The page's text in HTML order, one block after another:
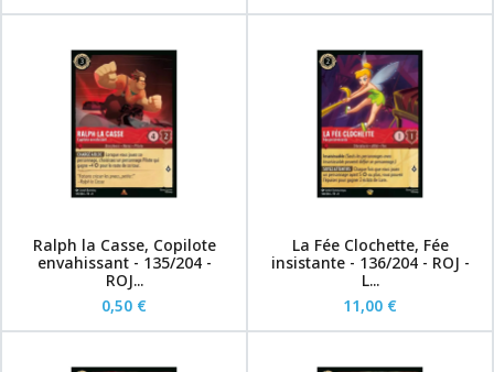
Ralph la Casse, Copilote
envahissant - 135/204 -
ROJ...
0,50 €
La Fée Clochette, Fée
insistante - 136/204 - ROJ -
L...
11,00 €